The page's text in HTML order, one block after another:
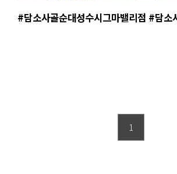
#담소사골순대성수시그마밸리점 #담소
1